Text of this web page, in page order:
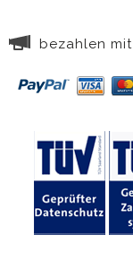
bezahlen mit